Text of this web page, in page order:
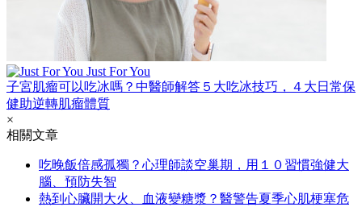
Just For You
子宮肌瘤可以吃冰嗎？中醫師解答５大吃冰技巧，４大日常保
健助逆轉肌瘤體質
×
相關文章
吃晚飯倍感孤獨？心理師談空巢期，用１０習慣強健大
腦、預防失智
熱到心臟開大火、血液變糖漿？醫警告夏季心肌梗塞危